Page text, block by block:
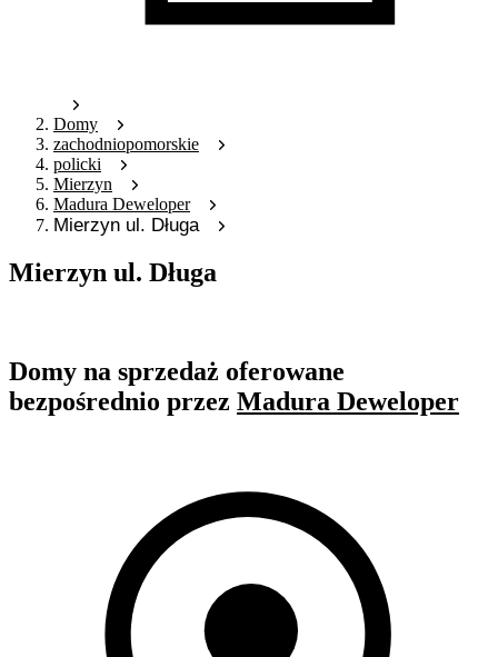
Domy
zachodniopomorskie
policki
Mierzyn
Madura Deweloper
Mierzyn ul. Długa
Mierzyn ul. Długa
Domy na sprzedaż oferowane
bezpośrednio przez Madura Deweloper